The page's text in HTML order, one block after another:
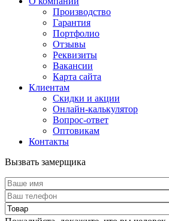
Производство
Гарантия
Портфолио
Отзывы
Реквизиты
Вакансии
Карта сайта
Клиентам
Скидки и акции
Онлайн-калькулятор
Вопрос-ответ
Оптовикам
Контакты
Вызвать замерщика